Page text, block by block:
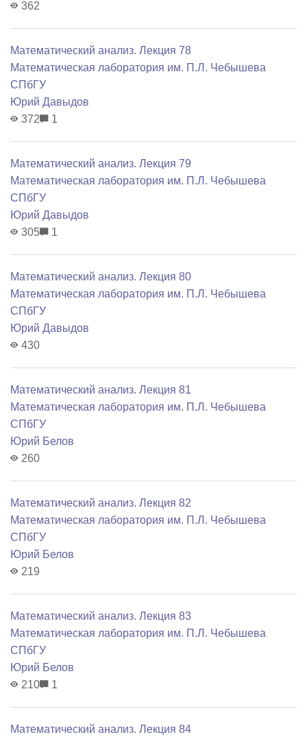
362
Математический анализ. Лекция 78
Математичеcкая лаборатория им. П.Л. Чебышева
СПбГУ
Юрий Давыдов
372
1
Математический анализ. Лекция 79
Математичеcкая лаборатория им. П.Л. Чебышева
СПбГУ
Юрий Давыдов
305
1
Математический анализ. Лекция 80
Математичеcкая лаборатория им. П.Л. Чебышева
СПбГУ
Юрий Давыдов
430
Математический анализ. Лекция 81
Математичеcкая лаборатория им. П.Л. Чебышева
СПбГУ
Юрий Белов
260
Математический анализ. Лекция 82
Математичеcкая лаборатория им. П.Л. Чебышева
СПбГУ
Юрий Белов
219
Математический анализ. Лекция 83
Математичеcкая лаборатория им. П.Л. Чебышева
СПбГУ
Юрий Белов
210
1
Математический анализ. Лекция 84